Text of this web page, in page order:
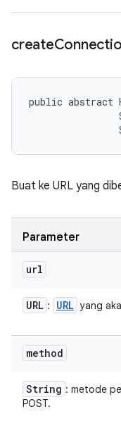
create
public abstract
Buat ke URL yang
Parameter
url
URL : URL yang
method
String : metode
POST.